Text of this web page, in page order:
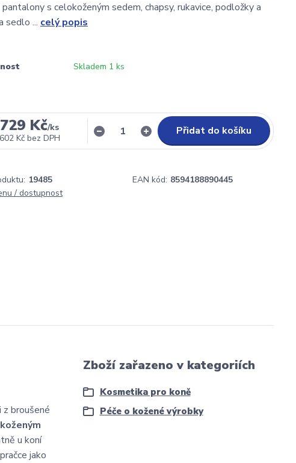
s celokoženým sedem, chapsy, rukavice, podložky a
sedlo ... celý popis
Skladem 1 ks
729 Kč/ks
602 Kč bez DPH
Přidat do košíku
19485 EAN kód: 8594188890445
/ dostupnost
broušené
u koní
jako
Zboží zařazeno v kategoriích
Kosmetika pro koně
Péče o kožené výrobky